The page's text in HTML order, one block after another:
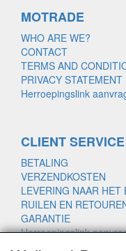
MOTRADE
WHO ARE WE?
CONTACT
TERMS AND
PRIVACY STATEMENT
Herroepingslink
CLIENT SERVICE
BETALING
VERZENDKOSTEN
LEVERING NAAR HET
RUILEN EN
GARANTIE
Herroepingslink